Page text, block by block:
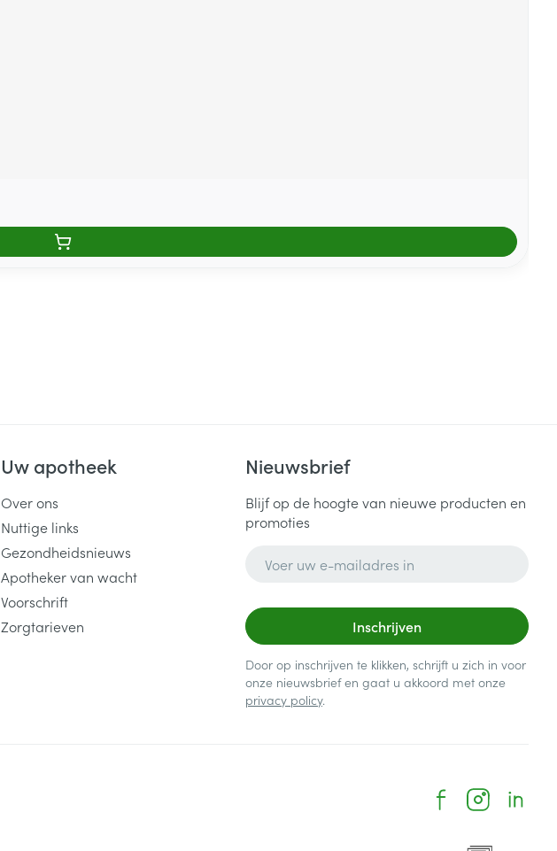
Uw apotheek
Over ons
Nuttige links
Gezondheidsnieuws
Apotheker van wacht
Voorschrift
Zorgtarieven
Nieuwsbrief
Blijf op de hoogte van nieuwe producten en
promoties
Inschrijven
Door op inschrijven te klikken, schrijft u zich in voor
onze nieuwsbrief en gaat u akkoord met onze
privacy policy.